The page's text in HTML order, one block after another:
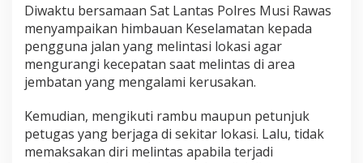
S
a
m
p
i
a
n
H
Diwaktu bersamaan Sat Lantas Polres Musi Rawas
menyampaikan himbauan Keselamatan kepada
pengguna jalan yang melintasi lokasi agar
mengurangi kecepatan saat melintas di area
jembatan yang mengalami kerusakan.
Kemudian, mengikuti rambu maupun petunjuk
petugas yang berjaga di sekitar lokasi. Lalu, tidak
memaksakan diri melintas apabila terjadi